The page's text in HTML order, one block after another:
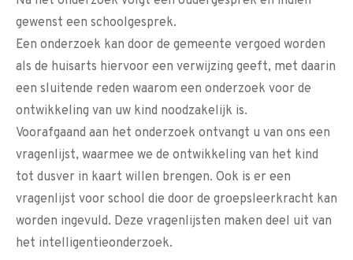
gewenst een schoolgesprek.
Een onderzoek kan door de gemeente vergoed worden
als de huisarts hiervoor een verwijzing geeft, met daarin
een sluitende reden waarom een onderzoek voor de
ontwikkeling van uw kind noodzakelijk is.
Voorafgaand aan het onderzoek ontvangt u van ons een
vragenlijst, waarmee we de ontwikkeling van het kind
tot dusver in kaart willen brengen. Ook is er een
vragenlijst voor school die door de groepsleerkracht kan
worden ingevuld. Deze vragenlijsten maken deel uit van
het intelligentieonderzoek.